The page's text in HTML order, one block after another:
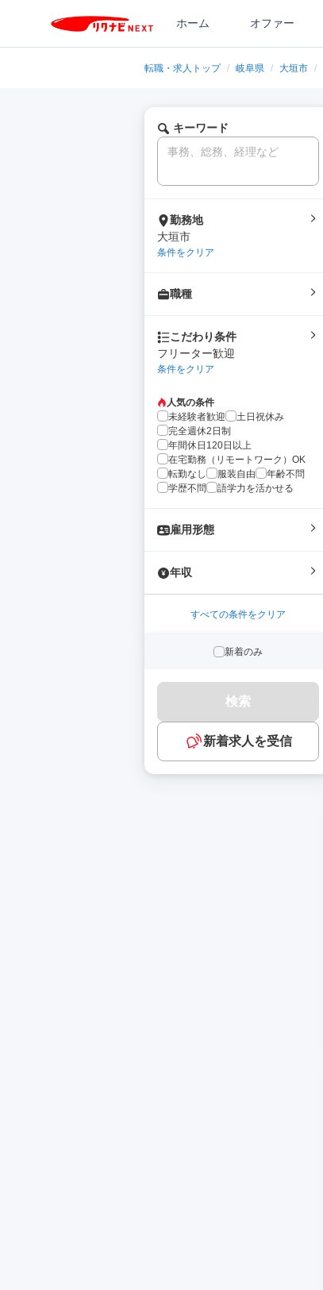
ホーム オファー
転職・求人トップ / 岐阜県 / 大垣市 /
キーワード
勤務地
大垣市
条件をクリア
職種
こだわり条件
フリーター歓迎
条件をクリア
人気の条件
未経験者歓迎
土日祝休み
完全週休2日制
年間休日120日以上
在宅勤務（リモートワーク）OK
転勤なし
服装自由
年齢不問
学歴不問
語学力を活かせる
雇用形態
年収
すべての条件をクリア
新着のみ
検索
新着求人を受信